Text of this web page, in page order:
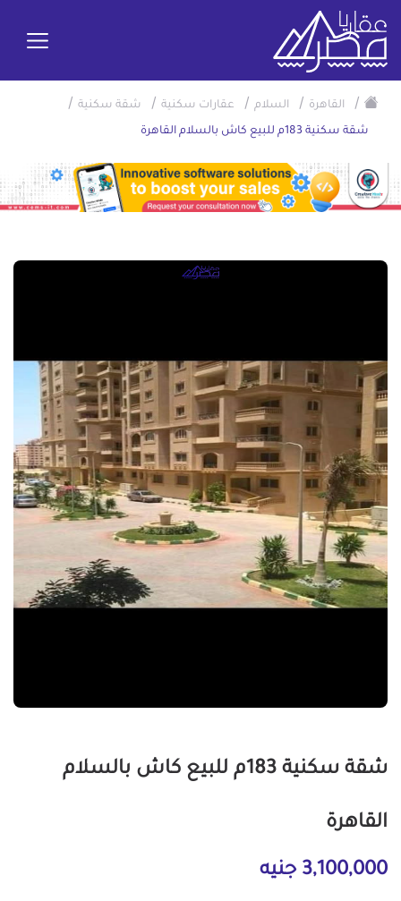
/ القاهرة / السلام / عقارات سكنية / شقة سكنية /
شقة سكنية 183م للبيع كاش بالسلام القاهرة
شقة سكنية 183م للبيع كاش بالسلام
القاهرة
3,100,000 جنيه